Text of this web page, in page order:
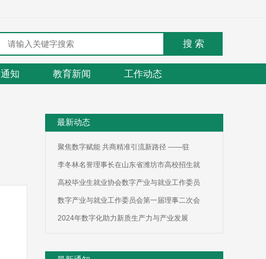
通知 教育新闻 工作动态
最新动态
聚焦数字赋能 共商精准引流新路径 ——驻
李冬林名誉理事长在山东省潍坊市高校招生就
高校毕业生就业协会数字产业与就业工作委员
数字产业与就业工作委员会第一届理事二次会
2024年数字化助力新质生产力与产业发展